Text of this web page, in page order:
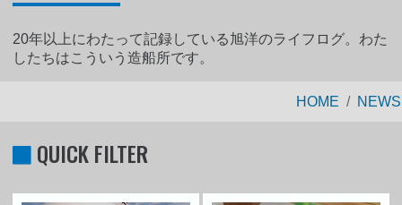
20年以上にわたって記録している旭洋のライフログ。わた
したちはこういう造船所です。
HOME NEWS
QUICK FILTER